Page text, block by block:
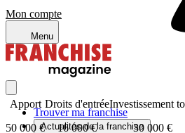
Mon compte
Menu
Trouver ma franchise
Actualités de la franchise
Apport
50 000 €
Droits d'entrée
16 000 €
Investissement
30 000 €